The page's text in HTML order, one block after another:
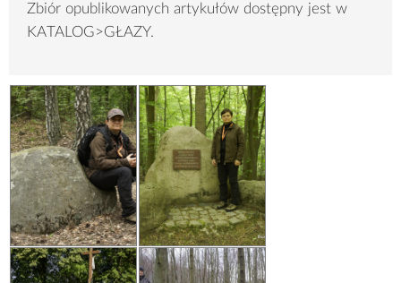
Zbiór opublikowanych artykułów dostępny jest w
KATALOG>GŁAZY.